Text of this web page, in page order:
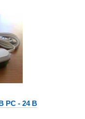
PC - 24 B